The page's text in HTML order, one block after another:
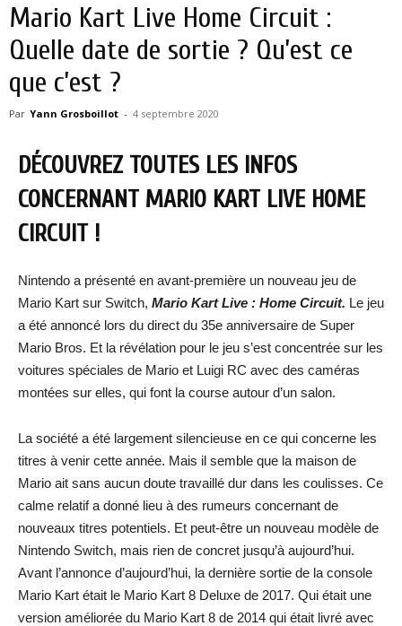
Mario Kart Live Home Circuit :
Quelle date de sortie ? Qu’est ce
que c’est ?
Par Yann Grosboillot - 4 septembre 2020
DÉCOUVREZ TOUTES LES INFOS
CONCERNANT MARIO KART LIVE HOME
CIRCUIT !
Nintendo a présenté en avant-première un nouveau jeu de
Mario Kart sur Switch, Mario Kart Live : Home Circuit. Le jeu
a été annoncé lors du direct du 35e anniversaire de Super
Mario Bros. Et la révélation pour le jeu s’est concentrée sur les
voitures spéciales de Mario et Luigi RC avec des caméras
montées sur elles, qui font la course autour d’un salon.
La société a été largement silencieuse en ce qui concerne les
titres à venir cette année. Mais il semble que la maison de
Mario ait sans aucun doute travaillé dur dans les coulisses. Ce
calme relatif a donné lieu à des rumeurs concernant de
nouveaux titres potentiels. Et peut-être un nouveau modèle de
Nintendo Switch, mais rien de concret jusqu’à aujourd’hui.
Avant l’annonce d’aujourd’hui, la dernière sortie de la console
Mario Kart était le Mario Kart 8 Deluxe de 2017. Qui était une
version améliorée du Mario Kart 8 de 2014 qui était livré avec